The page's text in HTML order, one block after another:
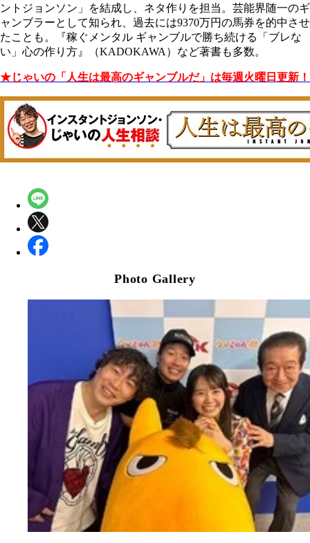
ントジョンソン」を結成し、ネタ作りを担当。芸能界随一のギ
ャンブラーとして知られ、過去には9370万円の馬券を的中させ
たことも。『稼ぐメンタル ギャンブルで勝ち続ける
「ブレな
い」心の作り方』（KADOKAWA）など著書も多数。
★じゃいの「人生は最高のギャンブルだ」は毎週火曜日更新！
Photo Gallery